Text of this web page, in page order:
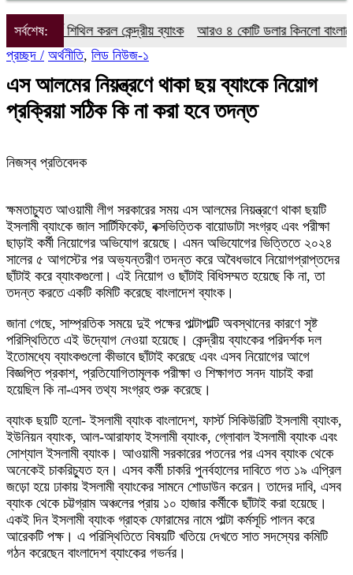
সর্বশেষ:
শিথিল করল কেন্দ্রীয় ব্যাংক
আরও ৪ কোটি ডলার কিনলো বাংলাদেশ ব্যাংক
প্রচ্ছদ / অর্থনীতি, লিড নিউজ-১
এস আলমের নিয়ন্ত্রণে থাকা ছয় ব্যাংকে নিয়োগ
প্রক্রিয়া সঠিক কি না করা হবে তদন্ত
নিজস্ব প্রতিবেদক
ক্ষমতাচ্যুত আওয়ামী লীগ সরকারের সময় এস আলমের নিয়ন্ত্রণে থাকা ছয়টি
ইসলামী ব্যাংকে জাল সার্টিফিকেট, বক্সভিত্তিক বায়োডাটা সংগ্রহ এবং পরীক্ষা
ছাড়াই কর্মী নিয়োগের অভিযোগ রয়েছে। এমন অভিযোগের ভিত্তিতে ২০২৪
সালের ৫ আগস্টের পর অভ্যন্তরীণ তদন্ত করে অবৈধভাবে নিয়োগপ্রাপ্তদের
ছাঁটাই করে ব্যাংকগুলো। এই নিয়োগ ও ছাঁটাই বিধিসম্মত হয়েছে কি না, তা
তদন্ত করতে একটি কমিটি করেছে বাংলাদেশ ব্যাংক।
জানা গেছে, সাম্প্রতিক সময়ে দুই পক্ষের পাল্টাপাল্টি অবস্থানের কারণে সৃষ্ট
পরিস্থিতিতে এই উদ্যোগ নেওয়া হয়েছে। কেন্দ্রীয় ব্যাংকের পরিদর্শক দল
ইতোমধ্যে ব্যাংকগুলো কীভাবে ছাঁটাই করেছে এবং এসব নিয়োগের আগে
বিজ্ঞপ্তি প্রকাশ, প্রতিযোগিতামূলক পরীক্ষা ও শিক্ষাগত সনদ যাচাই করা
হয়েছিল কি না-এসব তথ্য সংগ্রহ শুরু করেছে।
ব্যাংক ছয়টি হলো- ইসলামী ব্যাংক বাংলাদেশ, ফার্স্ট সিকিউরিটি ইসলামী ব্যাংক,
ইউনিয়ন ব্যাংক, আল-আরাফাহ ইসলামী ব্যাংক, গ্লোবাল ইসলামী ব্যাংক এবং
সোশ্যাল ইসলামী ব্যাংক। আওয়ামী সরকারের পতনের পর এসব ব্যাংক থেকে
অনেকেই চাকরিচ্যুত হন। এসব কর্মী চাকরি পুনর্বহালের দাবিতে গত ১৯ এপ্রিল
জড়ো হয়ে ঢাকায় ইসলামী ব্যাংকের সামনে শোডাউন করেন। তাদের দাবি, এসব
ব্যাংক থেকে চট্টগ্রাম অঞ্চলের প্রায় ১০ হাজার কর্মীকে ছাঁটাই করা হয়েছে।
একই দিন ইসলামী ব্যাংক গ্রাহক ফোরামের নামে পাল্টা কর্মসূচি পালন করে
আরেকটি পক্ষ। এ পরিস্থিতিতে বিষয়টি খতিয়ে দেখতে সাত সদস্যের কমিটি
গঠন করেছেন বাংলাদেশ ব্যাংকের গভর্নর।